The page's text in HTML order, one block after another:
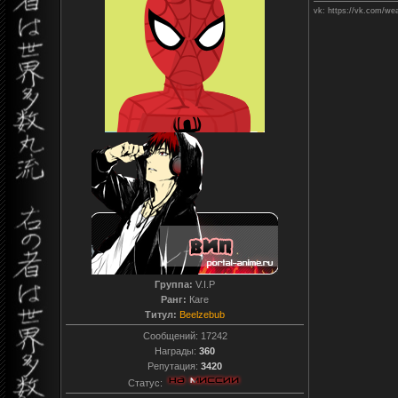
Группа: V.I.P
Ранг: Каге
Титул: Beelzebub
Сообщений: 17242
Награды: 360
Репутация: 3420
Статус:
vk: https://vk.com/